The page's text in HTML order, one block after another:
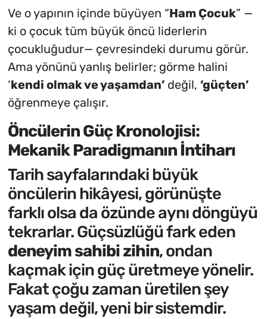
Ve o yapının içinde büyüyen “Ham Çocuk” —
ki o çocuk tüm büyük öncü liderlerin
çocukluğudur— çevresindeki durumu görür.
Ama yönünü yanlış belirler; görme halini
‘kendi olmak ve yaşamdan’değil, ‘güçten’
öğrenmeye çalışır.
Öncülerin Güç Kronolojisi:
Mekanik Paradigmanın İntiharı
Tarih sayfalarındaki büyük
öncülerin hikâyesi, görünüşte
farklı olsa da özünde aynı döngüyü
tekrarlar. Güçsüzlüğü fark eden
deneyim sahibi zihin, ondan
kaçmak için güç üretmeye yönelir.
Fakat çoğu zaman üretilen şey
yaşam değil, yeni bir sistemdir.